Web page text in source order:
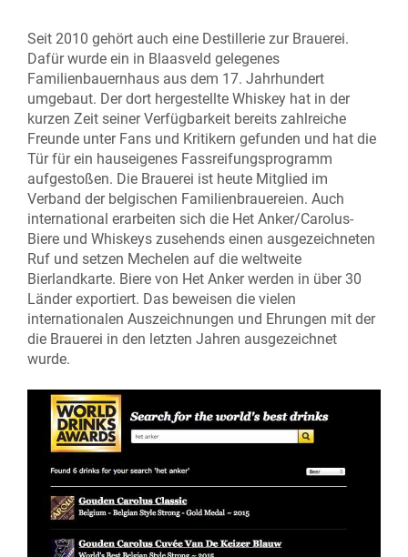
Seit 2010 gehört auch eine Destillerie zur Brauerei.
Dafür wurde ein in Blaasveld gelegenes
Familienbauernhaus aus dem 17. Jahrhundert
umgebaut. Der dort hergestellte Whiskey hat in der
kurzen Zeit seiner Verfügbarkeit bereits zahlreiche
Freunde unter Fans und Kritikern gefunden und hat die
Tür für ein hauseigenes Fassreifungsprogramm
aufgestoßen. Die Brauerei ist heute Mitglied im
Verband der belgischen Familienbrauereien. Auch
international erarbeiten sich die Het Anker/Carolus-
Biere und Whiskeys zusehends einen ausgezeichneten
Ruf und setzen Mechelen auf die weltweite
Bierlandkarte. Biere von Het Anker werden in über 30
Länder exportiert. Das beweisen die vielen
internationalen Auszeichnungen und Ehrungen mit der
die Brauerei in den letzten Jahren ausgezeichnet
wurde.